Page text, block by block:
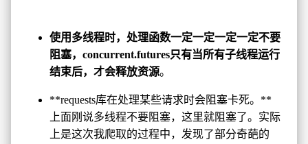
使用多线程时，处理函数一定一定一定一定不要
阻塞，concurrent.futures只有当所有子线程运行
结束后，才会释放资源。
**requests库在处理某些请求时会阻塞卡死。**
上面刚说多线程不要阻塞，这里就阻塞了。实际
上是这次我爬取的过程中，发现了部分奇葩的